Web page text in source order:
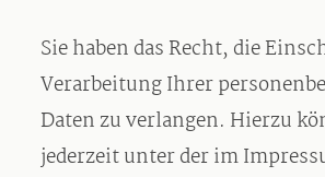
Sie haben das Recht, die
Verarbeitung Ihrer
Daten zu verlangen. Hierzu
jederzeit unter der im